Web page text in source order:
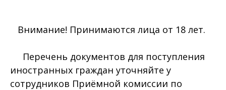
Внимание! Принимаются лица от 18 лет.
Перечень документов для поступления
иностранных граждан уточняйте у
сотрудников Приёмной комиссии по